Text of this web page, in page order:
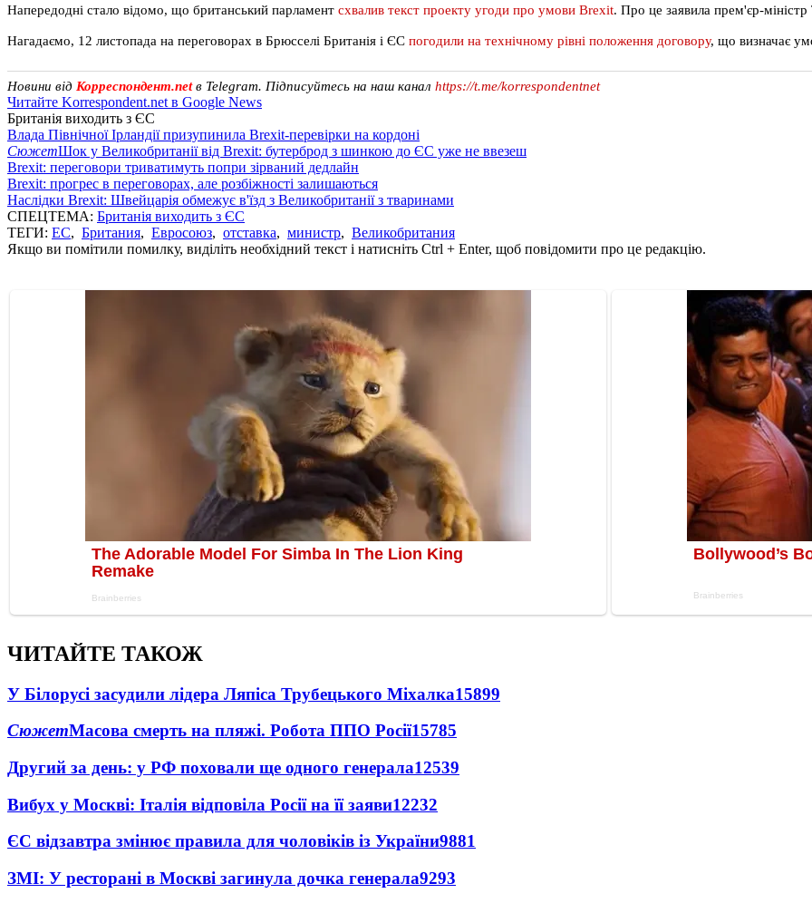
Напередодні стало відомо, що британський парламент схвалив текст проекту угоди про умови Brexit. Про це заявила прем'єр-
Нагадаємо, 12 листопада на переговорах в Брюсселі Британія і ЄС погодили на технічному рівні положення договору, що визначає
Новини від Корреспондент.netв Telegram. Підписуйтесь на наш канал https://t.me/korrespondentnet
Читайте Korrespondent.net в Google News
Британія виходить з ЄС
Влада Північної Ірландії призупинила Brexit-перевірки на кордоні
СюжетШок у Великобританії від Brexit: бутерброд з шинкою до ЄС уже не ввезеш
Brexit: переговори триватимуть попри зірваний дедлайн
Brexit: прогрес в переговорах, але розбіжності залишаються
Наслідки Brexit: Швейцарія обмежує в'їзд з Великобританії з тваринами
СПЕЦТЕМА: Британія виходить з ЄС
ТЕГИ: ЕС, Британия, Евросоюз, отставка, министр, Великобритания
Якщо ви помітили помилку, виділіть необхідний текст і натисніть Ctrl + Enter, щоб повідомити про це редакцію.
ЧИТАЙТЕ ТАКОЖ
У Білорусі засудили лідера Ляпіса Трубецького Міхалка15899
СюжетМасова смерть на пляжі. Робота ППО Росії15785
Другий за день: у РФ поховали ще одного генерала12539
Вибух у Москві: Італія відповіла Росії на її заяви12232
ЄС відзавтра змінює правила для чоловіків із України9881
ЗМІ: У ресторані в Москві загинула дочка генерала9293